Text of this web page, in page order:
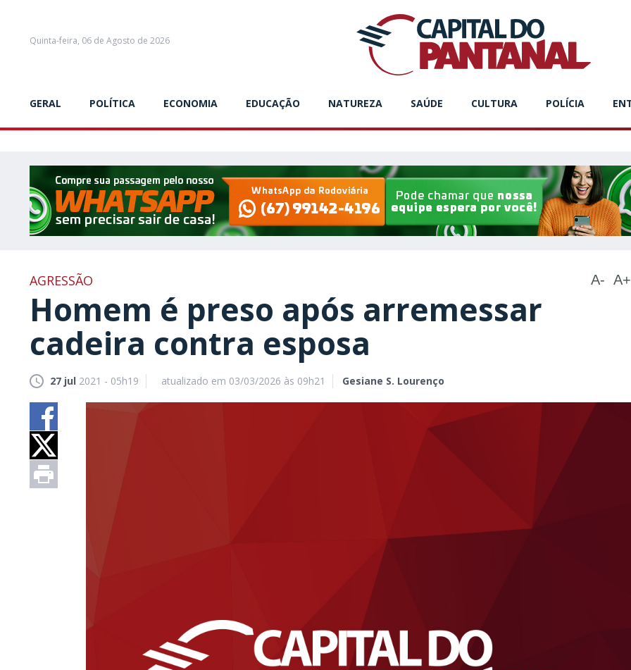
Quinta-feira, 06 de Agosto de 2026
GERAL POLÍTICA ECONOMIA EDUCAÇÃO NATUREZA SAÚDE CULTURA POLÍCIA
AGRESSÃO A- A+
Homem é preso após arremessar
cadeira contra esposa
27 jul 2021 - 05h19 atualizado em 03/03/2026 às 09h21 Gesiane S. Lourenço